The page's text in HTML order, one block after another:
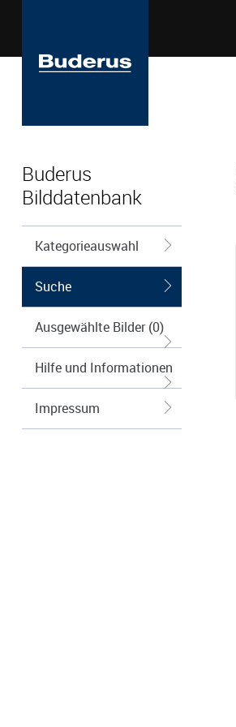
Buderus
Bilddatenbank
Kategorieauswahl
Suche
Ausgewählte Bilder (0)
Hilfe und Informationen
Impressum